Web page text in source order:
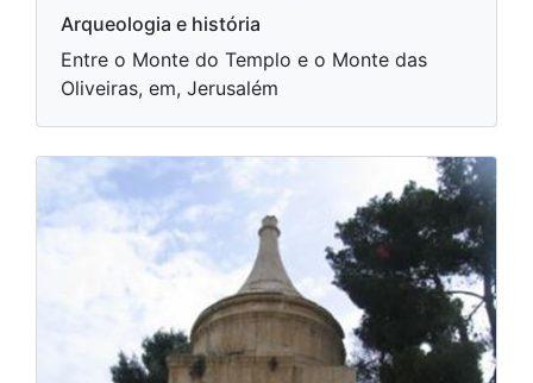
Arqueologia e história
Entre o Monte do Templo e o Monte das
Oliveiras, em, Jerusalém